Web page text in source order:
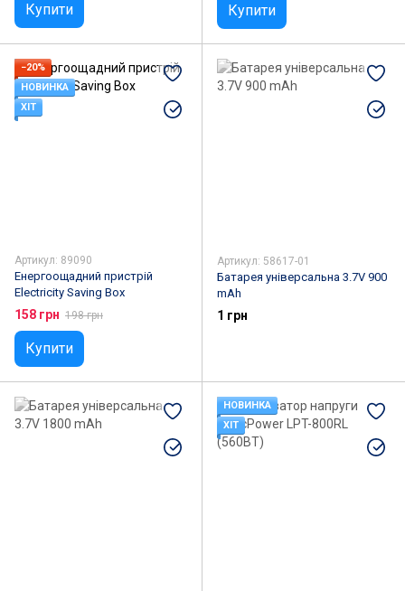
Купити Купити
−20%
НОВИНКА
ХІТ
Артикул: 89090
Енергоощадний пристрій
Electricity Saving Box
158 грн 198 грн
Купити
Артикул: 58617-01
Батарея універсальна 3.7V 900
mAh
1 грн
НОВИНКА
ХІТ